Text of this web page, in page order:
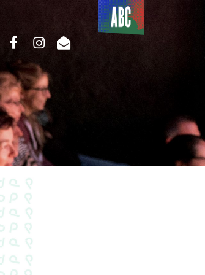
Du côté
de l’ABC
facebookinstagram
email